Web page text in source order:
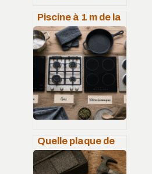
Piscine à 1 m de la
maison : ce qui est
vraiment autorisé
et conseillé
Quelle plaque de
cuisson choisir ?
Induction, gaz ou